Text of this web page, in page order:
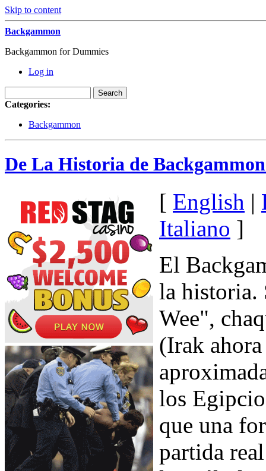
Skip to content
Backgammon
Backgammon for Dummies
Log in
Categories:
Backgammon
De La Historia de
[ English |
Italiano ]
El
la historia.
Wee",
(Irak
los
que una
partida